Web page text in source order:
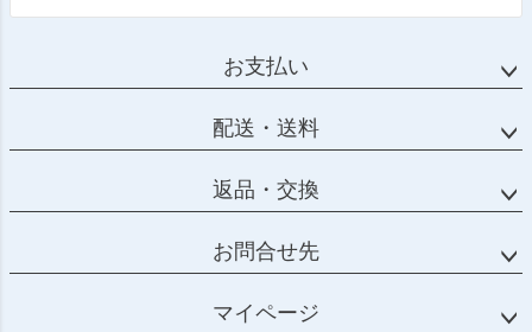
お支払い
配送・送料
返品・交換
お問合せ先
マイページ